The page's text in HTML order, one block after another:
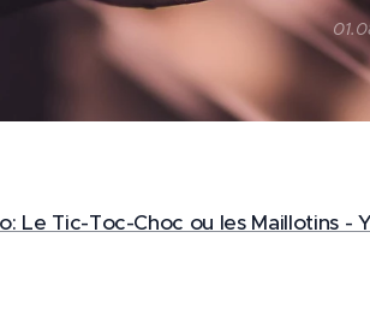
Le Tic-Toc-Choc ou les Maillotins -